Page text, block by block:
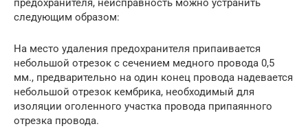
предохранителя, неисправность можно устранить
следующим образом:
На место удаления предохранителя припаивается
небольшой отрезок с сечением медного провода 0,5
мм., предварительно на один конец провода надевается
небольшой отрезок кембрика, необходимый для
изоляции оголенного участка провода припаянного
отрезка провода.